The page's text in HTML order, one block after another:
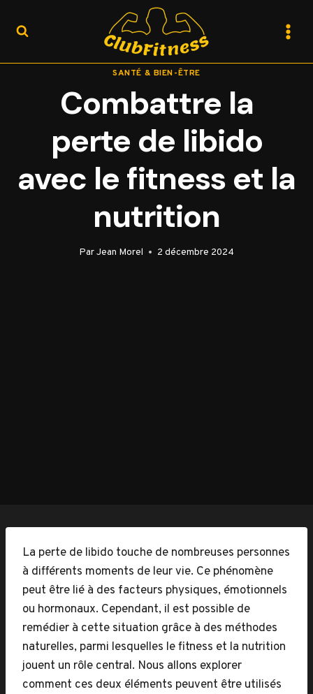
SANTÉ & BIEN-ÊTRE
Combattre la
perte de libido
avec le fitness et la
nutrition
ParJean Morel 2 décembre 2024
La perte de libido touche de nombreuses personnes
à différents moments de leur vie. Ce phénomène
peut être lié à des facteurs physiques, émotionnels
ou hormonaux. Cependant, il est possible de
remédier à cette situation grâce à des méthodes
naturelles, parmi lesquelles le fitness et la nutrition
jouent un rôle central. Nous allons explorer
comment ces deux éléments peuvent être utilisés